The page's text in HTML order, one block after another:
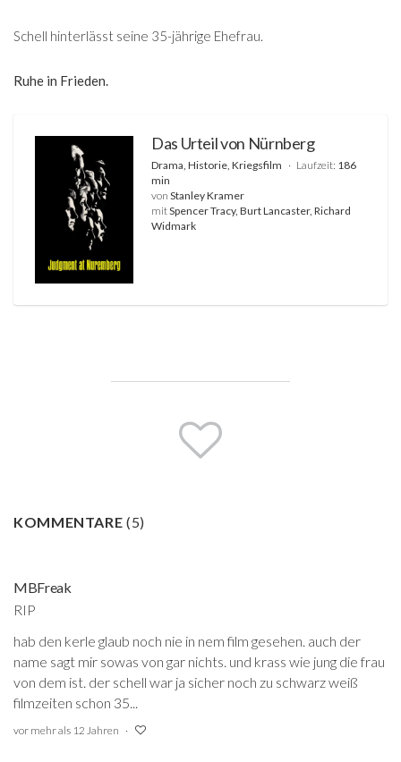
Schell hinterlässt seine 35-jährige Ehefrau.
Ruhe in Frieden.
Das Urteil von Nürnberg
Drama, Historie, Kriegsfilm Laufzeit: 186
min
von Stanley Kramer
mitSpencer Tracy, Burt Lancaster, Richard
Widmark
KOMMENTARE(5)
MBFreak
RIP
hab den kerle glaub noch nie in nem film gesehen. auch der
name sagt mir sowas von gar nichts. und krass wie jung die frau
von dem ist. der schell war ja sicher noch zu schwarz weiß
filmzeiten schon 35...
vor mehr als 12 Jahren